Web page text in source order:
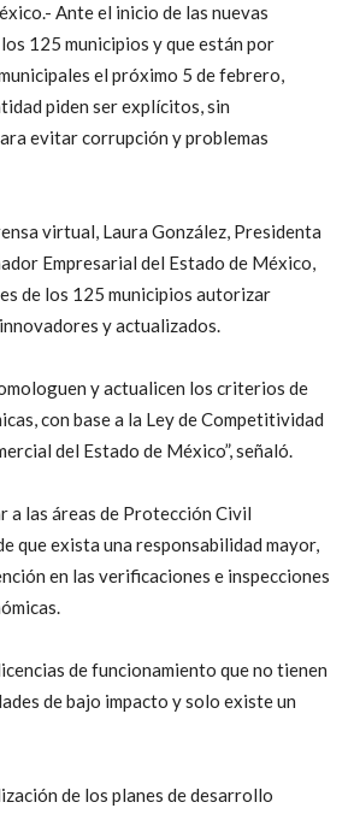
Ante el inicio de las nuevas
125 municipios y que están por
el próximo 5 de febrero,
piden ser explícitos, sin
evitar corrupción y problemas
virtual, Laura González, Presidenta
Empresarial del Estado de México,
de los 125 municipios autorizar
y actualizados.
y actualicen los criterios de
con base a la Ley de Competitividad
del Estado de México”, señaló.
a las áreas de Protección Civil
que exista una responsabilidad mayor,
en las verificaciones e inspecciones
de funcionamiento que no tienen
de bajo impacto y solo existe un
de los planes de desarrollo